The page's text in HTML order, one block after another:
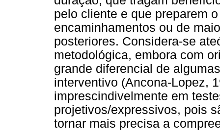
pelo cliente e que preparem
encaminhamentos ou de
posteriores. Considera-se
metodológica, embora com
grande diferencial de
interventivo (Ancona-Lopez,
imprescindivelmente em
projetivos/expressivos, pois
tornar mais precisa a